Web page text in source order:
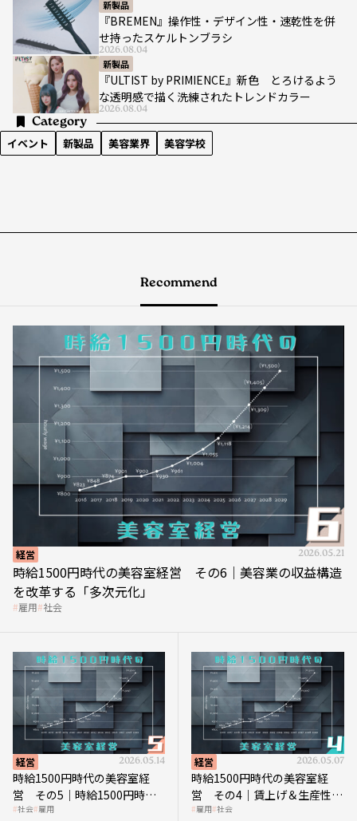
新製品
『BREMEN』操作性・デザイン性・速乾性を併
せ持ったスケルトンブラシ
2026.08.04
新製品
『ULTIST by PRIMIENCE』新色 とろけるよう
な透明感で描く洗練されたトレンドカラー
2026.08.04
Category
イベント 新製品 美容業界 美容学校
Recommend
経営 2026.05.21
時給1500円時代の美容室経営 その6｜美容業の収益構造
を改革する「多次元化」
雇用 社会
経営 2026.05.14
時給1500円時代の美容室経
営 その5｜時給1500円時代
の到来は美容業の収益構造を
社会 雇用
経営 2026.05.07
時給1500円時代の美容室経
営 その4｜賃上げ＆生産性向
上につなげる賢い助成金活用
雇用 社会